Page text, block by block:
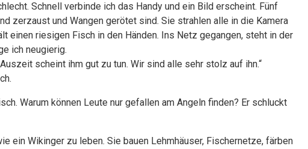
Schnell verbinde ich das Handy und ein Bild erscheint. Fünf
zerzaust und Wangen gerötet sind. Sie strahlen alle in die Kamera
einen riesigen Fisch in den Händen. Ins Netz gegangen, steht in der
ich neugierig.
scheint ihm gut zu tun. Wir sind alle sehr stolz auf ihn.“
Warum können Leute nur gefallen am Angeln finden? Er schluckt
ein Wikinger zu leben. Sie bauen Lehmhäuser, Fischernetze, färben